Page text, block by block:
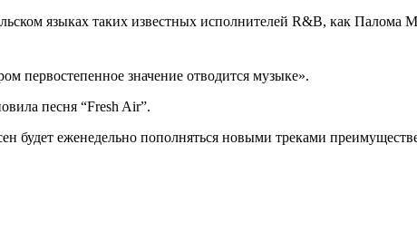
языках таких известных исполнителей R&B, как Палома
первостепенное значение отводится музыке».
песня “Fresh Air”.
будет еженедельно пополняться новыми треками